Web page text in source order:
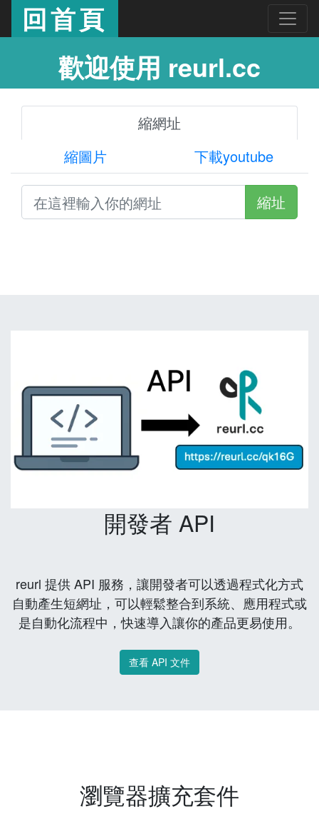
回首頁
歡迎使用 reurl.cc
縮網址
縮圖片
下載youtube
縮址
開發者 API
reurl 提供 API 服務，讓開發者可以透過程式化方式
自動產生短網址，可以輕鬆整合到系統、應用程式或
是自動化流程中，快速導入讓你的產品更易使用。
查看 API 文件
瀏覽器擴充套件